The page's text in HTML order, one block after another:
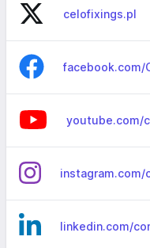
celofixings.pl
facebook.com/
youtube.com/
instagram.com/
linkedin.com/